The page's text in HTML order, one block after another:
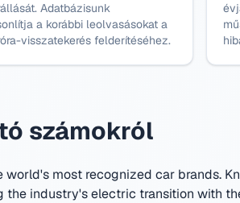
Adatbázisunk
a korábbi leolvasásokat a
visszatekerés felderítéséhez.
számokról
most recognized car brands.
the industry's electric transition with